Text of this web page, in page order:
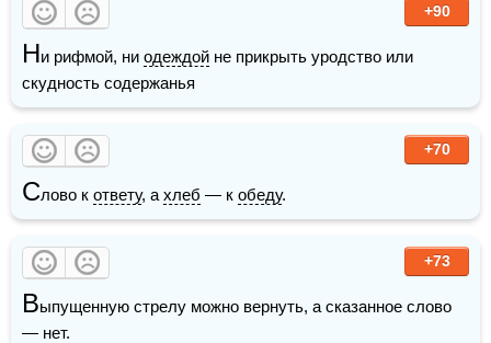
+90
Ни рифмой, ни одеждой не прикрыть уродство или
скудность содержанья
+70
Слово к ответу, а хлеб — к обеду.
+73
Выпущенную стрелу можно вернуть, а сказанное слово
— нет.